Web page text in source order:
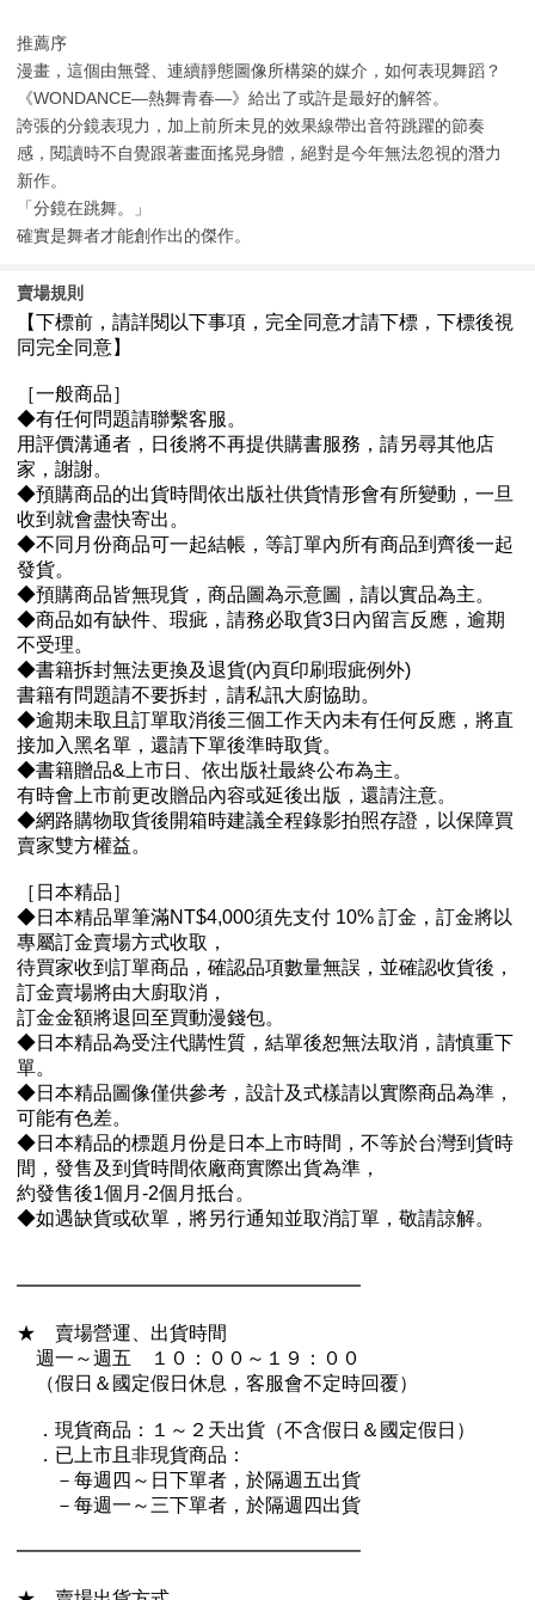
推薦序
漫畫，這個由無聲、連續靜態圖像所構築的媒介，如何表現舞蹈？
《WONDANCE—熱舞青春—》給出了或許是最好的解答。
誇張的分鏡表現力，加上前所未見的效果線帶出音符跳躍的節奏
感，閱讀時不自覺跟著畫面搖晃身體，絕對是今年無法忽視的潛力
新作。
「分鏡在跳舞。」
確實是舞者才能創作出的傑作。
賣場規則